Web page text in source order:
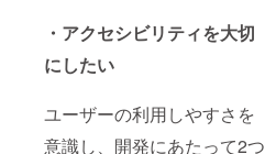
・アクセシビリティを大切
にしたい
ユーザーの利用しやすさを
意識し、開発にあたって2つ